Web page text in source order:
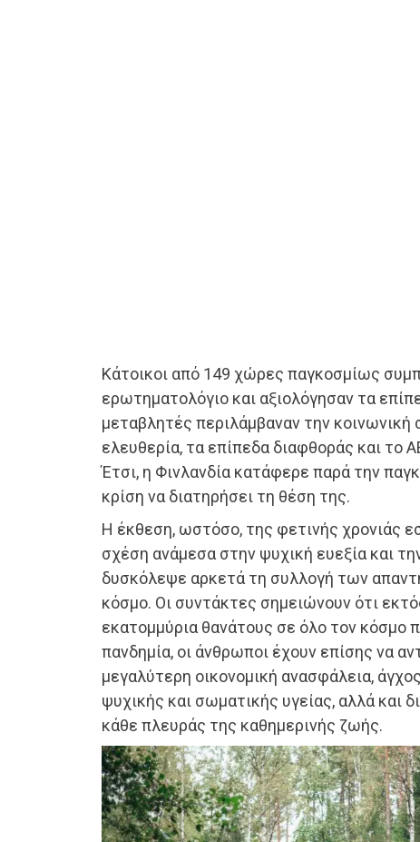
Κάτοικοι από 149 χώρες παγκοσμίως
ερωτηματολόγιο και αξιολόγησαν τα
μεταβλητές περιλάμβαναν την κοινωνική
ελευθερία, τα επίπεδα διαφθοράς και το
Έτσι, η Φινλανδία κατάφερε παρά την
κρίση να διατηρήσει τη θέση της.
Η έκθεση, ωστόσο, της φετινής χρονιάς
σχέση ανάμεσα στην ψυχική ευεξία και
δυσκόλεψε αρκετά τη συλλογή των
κόσμο. Οι συντάκτες σημειώνουν ότι
εκατομμύρια θανάτους σε όλο τον κόσμο
πανδημία, οι άνθρωποι έχουν επίσης να
μεγαλύτερη οικονομική ανασφάλεια,
ψυχικής και σωματικής υγείας, αλλά και
κάθε πλευράς της καθημερινής ζωής.